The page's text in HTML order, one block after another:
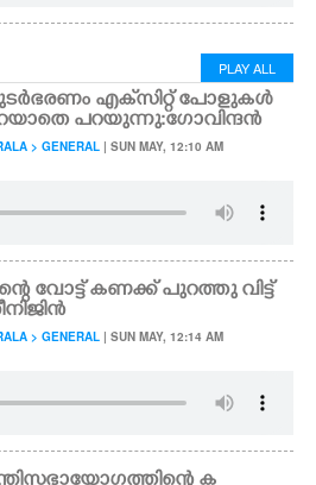
PLAY ALL
എക്‌സിറ്റ് പോളുകൾ
പറയുന്നു:ഗോവിന്ദൻ
> GENERAL | SUN MAY, 12:10 AM
വോട്ട് കണക്ക് പുറത്തു വിട്ട്
> GENERAL | SUN MAY, 12:14 AM